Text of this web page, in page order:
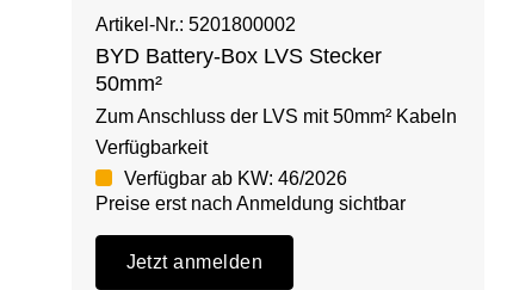
Artikel-Nr.: 5201800002
BYD Battery-Box LVS Stecker
50mm²
Zum Anschluss der LVS mit 50mm² Kabeln
Verfügbarkeit
Verfügbar ab KW: 46/2026
Preise erst nach Anmeldung sichtbar
Jetzt anmelden